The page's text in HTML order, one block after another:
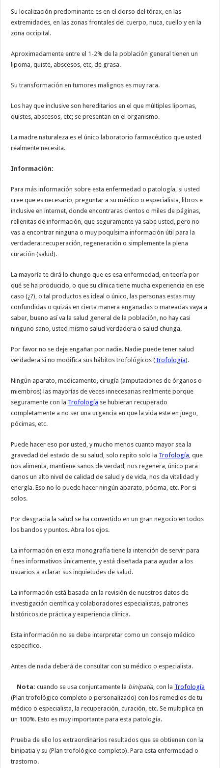
Su localización predominante es en el dorso del tórax, en las
extremidades, en las zonas frontales del cuerpo, nuca, cuello y en la
zona occipital.
Aproximadamente entre el 1-2% de la población general tienen un
lipoma, quiste, abscesos, etc, de grasa.
Su transformación en tumores malignos es muy rara.
Los hay que inclusive son hereditarios en el que múltiples lipomas,
quistes, abscesos, etc; se presentan en el organismo.
La madre naturaleza es el único laboratorio farmacéutico que usted
realmente necesita.
Información:
Para más información sobre esta enfermedad o patología, si usted
cree que es necesario, preguntar a su médico o especialista, libros e
inclusive en internet, donde encontraras cientos o miles de páginas,
rellenitas de información, que seguramente ya sabe usted, pero no
vas a encontrar ninguna o muy poquísima información útil para la
verdadera: recuperación, regeneración o simplemente la plena
curación (salud).
La mayoría te dirá lo chungo que es esa enfermedad, en teoría por
qué se ha producido, o que su clínica tiene mucha experiencia en ese
caso (¿?), o tal productos es ideal o único, las personas estas muy
confundidas o quizás en cierta manera engañadas o mareadas vaya a
saber, bueno así va la salud general de la población, no hay casi
ninguno sano, usted mismo salud verdadera o salud chunga.
Por favor no se deje engañar por nadie. Nadie puede tener salud
verdadera si no modifica sus hábitos trofológicos (Trofología).
Ningún aparato, medicamento, cirugía (amputaciones de órganos o
miembros) las mayorías de veces innecesarias realmente porque
seguramente con la Trofología se hubieran recuperado
completamente a no ser una urgencia en que la vida este en juego,
pócimas, etc.
Puede hacer eso por usted, y mucho menos cuanto mayor sea la
gravedad del estado de su salud, solo repito solo la Trofología , que
nos alimenta, mantiene sanos de verdad, nos regenera, único para
danos un alto nivel de calidad de salud y de vida, nos da vitalidad y
energía. Eso no lo puede hacer ningún aparato, pócima, etc. Por si
solos.
Por desgracia la salud se ha convertido en un gran negocio en todos
los bandos y puntos. Abra los ojos.
La información en esta monografía tiene la intención de servir para
fines informativos únicamente, y está diseñada para ayudar a los
usuarios a aclarar sus inquietudes de salud.
La información está basada en la revisión de nuestros datos de
investigación científica y colaboradores especialistas, patrones
históricos de práctica y experiencia clínica.
Esta información no se debe interpretar como un consejo médico
especifico.
Antes de nada deberá de consultar con su médico o especialista.
Nota:cuando se usa conjuntamente la binipatia, con la Trofología
(Plan trofológico completo o personalizado) con los remedios de tu
médico o especialista, la recuperación, curación, etc. Se multiplica en
un 100%. Esto es muy importante para esta patología.
Prueba de ello los extraordinarios resultados que se obtienen con la
binipatia y su (Plan trofológico completo). Para esta enfermedad o
trastorno.